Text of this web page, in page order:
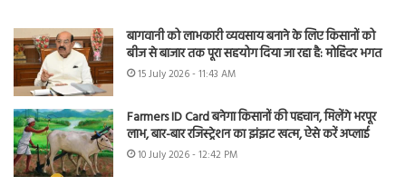
बागवानी को लाभकारी व्यवसाय बनाने के लिए किसानों को
बीज से बाजार तक पूरा सहयोग दिया जा रहा है: मोहिंदर भगत
15 July 2026 - 11:43 AM
Farmers ID Card बनेगा किसानों की पहचान, मिलेंगे भरपूर
लाभ, बार-बार रजिस्ट्रेशन का झंझट खत्म, ऐसे करें अप्लाई
10 July 2026 - 12:42 PM